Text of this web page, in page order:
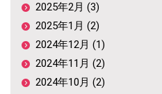
2025年2月 (3)
2025年1月 (2)
2024年12月 (1)
2024年11月 (2)
2024年10月 (2)